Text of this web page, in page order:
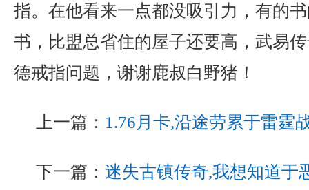
指。在他看来一点都没吸引力，有的
书，比盟总省住的屋子还要高，武易
德戒指问题，谢谢鹿叔白野猪！
上一篇： 1.76月卡,沿途劳累于雷霆
下一篇： 迷失古镇传奇,我想知道于